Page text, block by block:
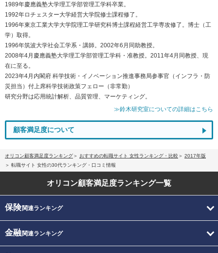
1989年慶應義塾大学理工学部管理工学科卒業。
1992年ロチェスター大学経営大学院修士課程修了。
1996年東京工業大学大学院理工学研究科博士課程経営工学専攻修了。博士（工
学）取得。
1996年筑波大学社会工学系・講師。2002年6月同助教授。
2008年4月慶應義塾大学理工学部管理工学科・准教授。2011年4月同教授、現
在に至る。
2023年4月内閣府 科学技術・イノベーション推進事務局参事官（インフラ・防
災担当）付上席科学技術政策フェロー（非常勤）
研究分野は応用統計解析、品質管理、マーケティング。
≫鈴木研究室についての詳細はこちら
顧客満足度について
オリコン顧客満足度ランキング おすすめの転職サイト 女性ランキング・比較
2017年版
転職サイト 女性の30代ランキング・口コミ情報
オリコン顧客満足度ランキング一覧
保険関連ランキング
金融関連ランキング